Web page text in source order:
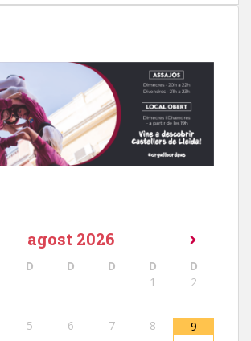
agost 2026
D D D D
D
1
2
5 6 7 8 9